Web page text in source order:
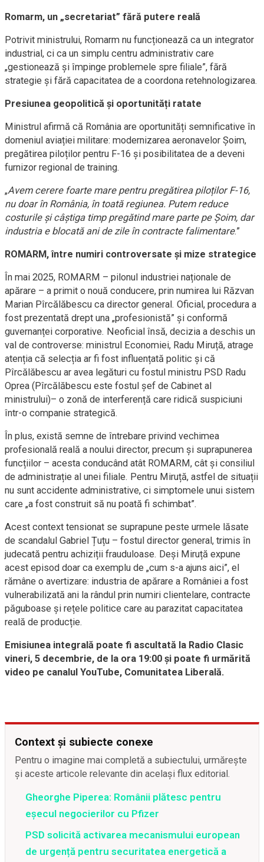
Romarm, un „secretariat” fără putere reală
Potrivit ministrului, Romarm nu funcționează ca un integrator
industrial, ci ca un simplu centru administrativ care
„gestionează și împinge problemele spre filiale”, fără
strategie și fără capacitatea de a coordona retehnologizarea.
Presiunea geopolitică și oportunități ratate
Ministrul afirmă că România are oportunități semnificative în
domeniul aviației militare: modernizarea aeronavelor Șoim,
pregătirea piloților pentru F-16 și posibilitatea de a deveni
furnizor regional de training.
„Avem cerere foarte mare pentru pregătirea piloților F-16,
nu doar în România, în toată regiunea. Putem reduce
costurile și câștiga timp pregătind mare parte pe Șoim, dar
industria e blocată ani de zile în contracte falimentare.”
ROMARM, între numiri controversate și mize strategice
În mai 2025, ROMARM – pilonul industriei naționale de
apărare – a primit o nouă conducere, prin numirea lui Răzvan
Marian Pîrcălăbescu ca director general. Oficial, procedura a
fost prezentată drept una „profesionistă” și conformă
guvernanței corporative. Neoficial însă, decizia a deschis un
val de controverse: ministrul Economiei, Radu Miruță, atrage
atenția că selecția ar fi fost influențată politic și că
Pîrcălăbescu ar avea legături cu fostul ministru PSD Radu
Oprea (Pîrcălăbescu este fostul șef de Cabinet al
ministrului)– o zonă de interferență care ridică suspiciuni
într-o companie strategică.
În plus, există semne de întrebare privind vechimea
profesională reală a noului director, precum și suprapunerea
funcțiilor – acesta conducând atât ROMARM, cât și consiliul
de administrație al unei filiale. Pentru Miruță, astfel de situații
nu sunt accidente administrative, ci simptomele unui sistem
care „a fost construit să nu poată fi schimbat”.
Acest context tensionat se suprapune peste urmele lăsate
de scandalul Gabriel Țuțu – fostul director general, trimis în
judecată pentru achiziții frauduloase. Deși Miruță expune
acest episod doar ca exemplu de „cum s-a ajuns aici”, el
rămâne o avertizare: industria de apărare a României a fost
vulnerabilizată ani la rândul prin numiri clientelare, contracte
păguboase și rețele politice care au parazitat capacitatea
reală de producție.
Emisiunea integrală poate fi ascultată la Radio Clasic
vineri, 5 decembrie, de la ora 19:00 și poate fi urmărită
video pe canalul YouTube, Comunitatea Liberală.
Context și subiecte conexe
Pentru o imagine mai completă a subiectului, urmărește
și aceste articole relevante din același flux editorial.
Gheorghe Piperea: Românii plătesc pentru
eșecul negocierilor cu Pfizer
PSD solicită activarea mecanismului european
de urgență pentru securitatea energetică a